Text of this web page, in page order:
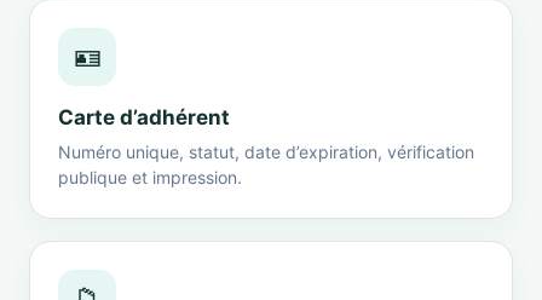
🪪
Carte d’adhérent
Numéro unique, statut, date d’expiration, vérification
publique et impression.